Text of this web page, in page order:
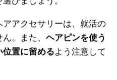
アクセサリーは、就活の
。また、 ヘアピンを使う
置に留めるよう注意して